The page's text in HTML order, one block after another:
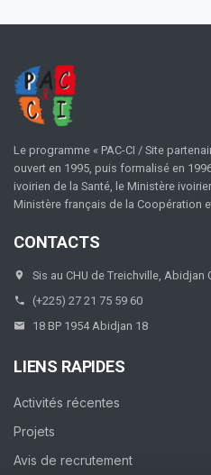
Le programme « PAC-CI / Site
ouvert en 1995, puis formalisé en
ivoirien de la Santé, le Ministère
Ministère français de la Coopération et
CONTACTS
Sis au CHU de Treichville, Abidjan
(+225) 27 21 75 59 60
18 BP 1954 Abidjan 18
LIENS RAPIDES
Activités récentes
Projets
Avis de recrutement